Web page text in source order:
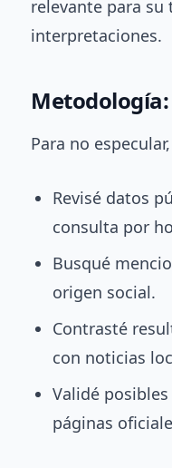
relevante para
interpretaciones.
Para no
Revisé datos
consulta por
Busqué
origen social.
Contrasté
con noticias
Validé
páginas